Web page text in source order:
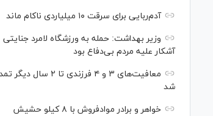
آدم‌ربایی برای سرقت ۱۰ میلیاردی ناکام ماند
وزیر بهداشت: حمله به ورزشگاه لامرد جنایتی
آشکار علیه مردم بی‌دفاع بود
معافیت‌های ۳ و ۴ فرزندی تا ۲ سال
شد
خواهر و برادر موادفروش با ۸ کیلو حشیش